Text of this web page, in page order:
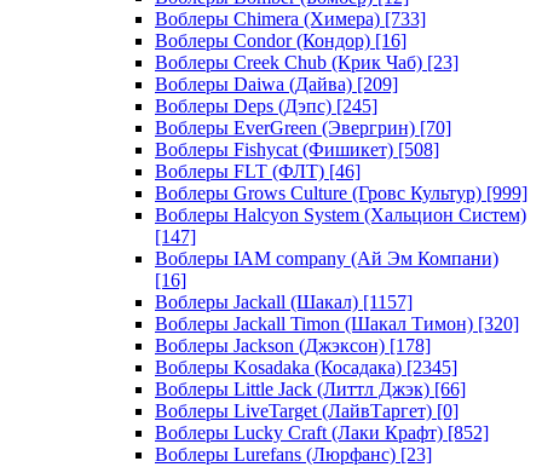
Воблеры Chimera (Химера) [733]
Воблеры Condor (Кондор) [16]
Воблеры Creek Chub (Крик Чаб) [23]
Воблеры Daiwa (Дайва) [209]
Воблеры Deps (Дэпс) [245]
Воблеры EverGreen (Эвергрин) [70]
Воблеры Fishycat (Фишикет) [508]
Воблеры FLT (ФЛТ) [46]
Воблеры Grows Culture (Гровс Культур) [999]
Воблеры Halcyon System (Хальцион Систем)
[147]
Воблеры IAM company (Ай Эм Компани)
[16]
Воблеры Jackall (Шакал) [1157]
Воблеры Jackall Timon (Шакал Тимон) [320]
Воблеры Jackson (Джэксон) [178]
Воблеры Kosadaka (Косадака) [2345]
Воблеры Little Jack (Литтл Джэк) [66]
Воблеры LiveTarget (ЛайвТаргет) [0]
Воблеры Lucky Craft (Лаки Крафт) [852]
Воблеры Lurefans (Люрфанс) [23]